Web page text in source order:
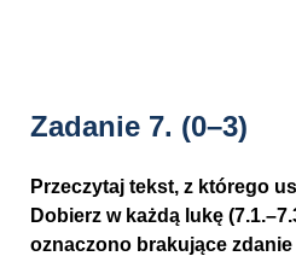
Zadanie 7. (0–3)
Przeczytaj tekst, z którego
Dobierz w każdą lukę
oznaczono brakujące zdanie